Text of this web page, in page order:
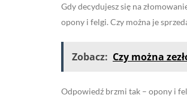
Gdy decydujesz się na
opony i felgi. Czy można je
Zobacz: Czy można
Odpowiedź brzmi tak – opony i